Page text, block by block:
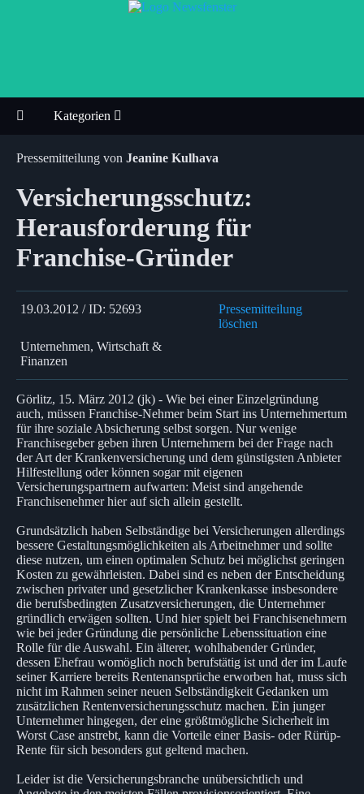
Kategorien
Pressemitteilung von Jeanine Kulhava
Versicherungsschutz:
Herausforderung für
Franchise-Gründer
19.03.2012 / ID: 52693
Pressemitteilung
löschen
Unternehmen, Wirtschaft &
Finanzen
Görlitz, 15. März 2012 (jk) - Wie bei einer Einzelgründung
auch, müssen Franchise-Nehmer beim Start ins Unternehmertum
für ihre soziale Absicherung selbst sorgen. Nur wenige
Franchisegeber geben ihren Unternehmern bei der Frage nach
der Art der Krankenversicherung und dem günstigsten Anbieter
Hilfestellung oder können sogar mit eigenen
Versicherungspartnern aufwarten: Meist sind angehende
Franchisenehmer hier auf sich allein gestellt.
Grundsätzlich haben Selbständige bei Versicherungen allerdings
bessere Gestaltungsmöglichkeiten als Arbeitnehmer und sollte
diese nutzen, um einen optimalen Schutz bei möglichst geringen
Kosten zu gewährleisten. Dabei sind es neben der Entscheidung
zwischen privater und gesetzlicher Krankenkasse insbesondere
die berufsbedingten Zusatzversicherungen, die Unternehmer
gründlich erwägen sollten. Und hier spielt bei Franchisenehmern
wie bei jeder Gründung die persönliche Lebenssituation eine
Rolle für die Auswahl. Ein älterer, wohlhabender Gründer,
dessen Ehefrau womöglich noch berufstätig ist und der im Laufe
seiner Karriere bereits Rentenansprüche erworben hat, muss sich
nicht im Rahmen seiner neuen Selbständigkeit Gedanken um
zusätzlichen Rentenversicherungsschutz machen. Ein junger
Unternehmer hingegen, der eine größtmögliche Sicherheit im
Worst Case anstrebt, kann die Vorteile einer Basis- oder Rürüp-
Rente für sich besonders gut geltend machen.
Leider ist die Versicherungsbranche unübersichtlich und